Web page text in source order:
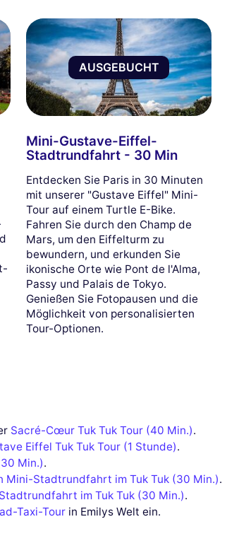
AUSGEBUCHT
Mini-Gustave-Eiffel-
Stadtrundfahrt - 30 Min
Entdecken Sie Paris in 30 Minuten
mit unserer "Gustave Eiffel" Mini-
Tour auf einem Turtle E-Bike.
Fahren Sie durch den Champ de
Mars, um den Eiffelturm zu
bewundern, und erkunden Sie
ikonische Orte wie Pont de l'Alma,
Passy und Palais de Tokyo.
Genießen Sie Fotopausen und die
Möglichkeit von personalisierten
Tour-Optionen.
Sacré-Cœur Tuk Tuk Tour (40 Min.).
Eiffel Tuk Tuk Tour (1 Stunde).
Min.).
Mini-Stadtrundfahrt im Tuk Tuk (30 Min.).
im Tuk Tuk (30 Min.).
Taxi-Tour in Emilys Welt ein.